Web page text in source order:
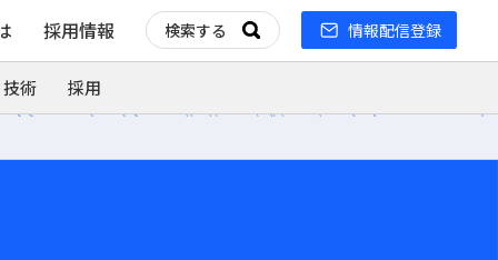
術 採用
採用情報 情報配信登録